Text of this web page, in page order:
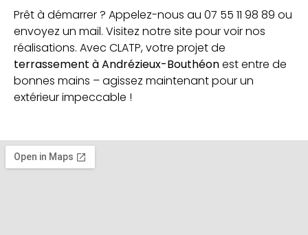
Prêt à démarrer ? Appelez-nous au 07 55 11 98 89 ou
envoyez un mail. Visitez notre site pour voir nos
réalisations. Avec CLATP, votre projet de
terrassement à Andrézieux-Bouthéonest entre de
bonnes mains – agissez maintenant pour un
extérieur impeccable !